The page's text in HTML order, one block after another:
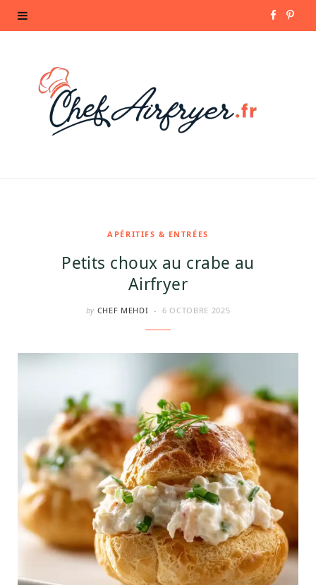
P
APÉRITIFS & ENTRÉES
Petits choux au crabe au
Airfryer
by CHEF MEHDI 6 OCTOBRE 2025